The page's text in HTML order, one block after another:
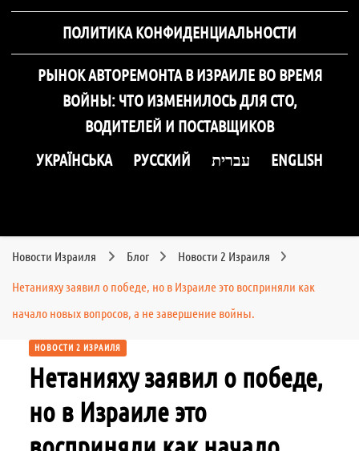
ПОЛИТИКА КОНФИДЕНЦИАЛЬНОСТИ
РЫНОК АВТОРЕМОНТА В ИЗРАИЛЕ ВО ВРЕМЯ
ВОЙНЫ: ЧТО ИЗМЕНИЛОСЬ ДЛЯ СТО,
ВОДИТЕЛЕЙ И ПОСТАВЩИКОВ
УКРАЇНСЬКА
РУССКИЙ עברית ENGLISH
Новости Израиля Блог Новости 2 Израиля
Нетанияху заявил о победе, но в Израиле это восприняли как
начало новых вопросов, а не завершение войны.
НОВОСТИ 2 ИЗРАИЛЯ
Нетанияху заявил о победе,
но в Израиле это